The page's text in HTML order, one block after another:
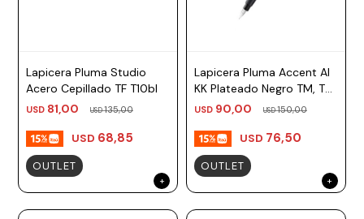
Lapicera Pluma Studio
Acero Cepillado TF T10bl
USD 81,00 USD135,00
USD 68,85
OUTLET
Lapicera Pluma Accent Al
KK Plateado Negro TM, TF
Azul Lamy
USD 90,00 USD150,00
USD 76,50
OUTLET